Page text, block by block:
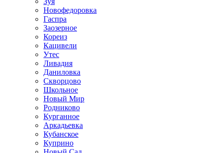
Новофедоровка
Гаспра
Заозерное
Кореиз
Кацивели
Утес
Ливадия
Даниловка
Скворцово
Школьное
Новый Мир
Родниково
Курганное
Аркадьевка
Кубанское
Куприно